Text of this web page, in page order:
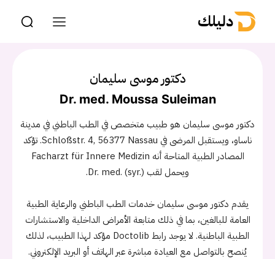
دليلك
دكتور موسى سليمان
Dr. med. Moussa Suleiman
دكتور موسى سليمان هو طبيب متخصص في الطب الباطني في مدينة
ناساو، ويستقبل المرضى في Schloßstr. 4, 56377 Nassau. تؤكد
المصادر الطبية المتاحة أنه Facharzt für Innere Medizin
ويحمل لقب Dr. med. (syr.).
يقدم دكتور موسى سليمان خدمات الطب الباطني والرعاية الطبية
العامة للبالغين، بما في ذلك متابعة الأمراض الداخلية والاستشارات
الطبية الباطنية. لا يوجد رابط Doctolib مؤكد لهذا الطبيب، لذلك
يُنصح بالتواصل مع العيادة مباشرة عبر الهاتف أو البريد الإلكتروني.